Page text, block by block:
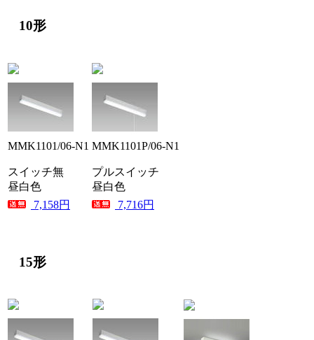
10形
MMK1101/06-N1
スイッチ無
昼白色
7,158円
MMK1101P/06-N1
プルスイッチ
昼白色
7,716円
15形